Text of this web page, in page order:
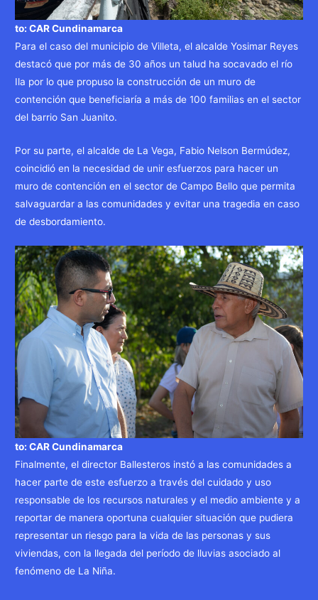
to: CAR Cundinamarca
Para el caso del municipio de Villeta, el alcalde Yosimar Reyes
destacó que por más de 30 años un talud ha socavado el río
Ila por lo que propuso la construcción de un muro de
contención que beneficiaría a más de 100 familias en el sector
del barrio San Juanito.
Por su parte, el alcalde de La Vega, Fabio Nelson Bermúdez,
coincidió en la necesidad de unir esfuerzos para hacer un
muro de contención en el sector de Campo Bello que permita
salvaguardar a las comunidades y evitar una tragedia en caso
de desbordamiento.
to: CAR Cundinamarca
Finalmente, el director Ballesteros instó a las comunidades a
hacer parte de este esfuerzo a través del cuidado y uso
responsable de los recursos naturales y el medio ambiente y a
reportar de manera oportuna cualquier situación que pudiera
representar un riesgo para la vida de las personas y sus
viviendas, con la llegada del período de lluvias asociado al
fenómeno de La Niña.